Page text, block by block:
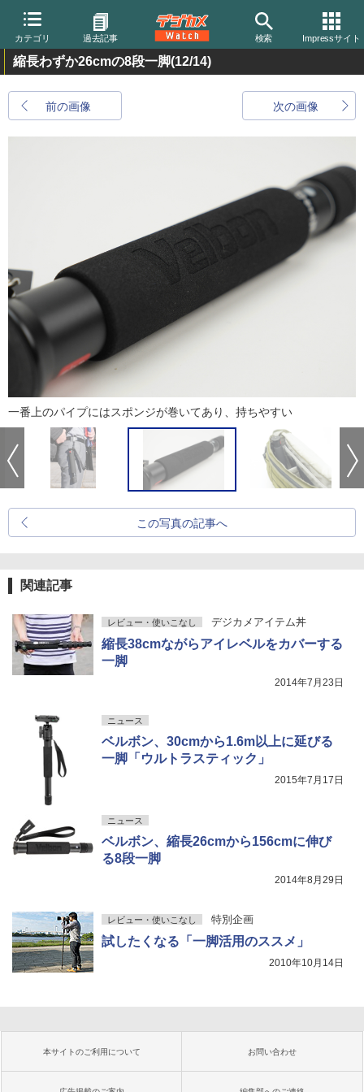
カテゴリ 過去記事 検索 Impressサイト
縮長わずか26cmの8段一脚(12/14)
前の画像 次の画像
一番上のパイプにはスポンジが巻いてあり、持ちやすい
この写真の記事へ
関連記事
レビュー・使いこなし デジカメアイテム丼
縮長38cmながらアイレベルをカバーする
一脚
2014年7月23日
ニュース
ベルボン、30cmから1.6m以上に延びる
一脚「ウルトラスティック」
2015年7月17日
ニュース
ベルボン、縮長26cmから156cmに伸び
る8段一脚
2014年8月29日
レビュー・使いこなし 特別企画
試したくなる「一脚活用のススメ」
2010年10月14日
本サイトのご利用について お問い合わせ